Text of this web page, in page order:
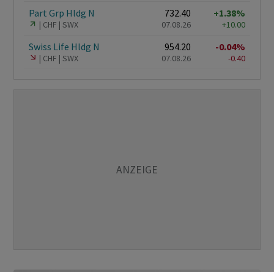
Part Grp Hldg N
CHF SWX
732.40
07.08.26
+1.38%
+10.00
Swiss Life Hldg N
CHF SWX
954.20
07.08.26
-0.04%
-0.40